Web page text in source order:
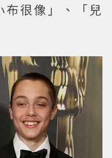
很像」、「兒